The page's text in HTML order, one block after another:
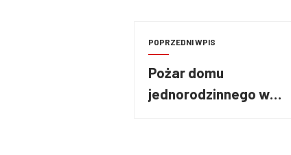
POPRZEDNI WPIS
Pożar domu
jednorodzinnego w